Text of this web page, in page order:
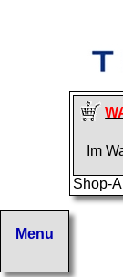
Im
Shop-